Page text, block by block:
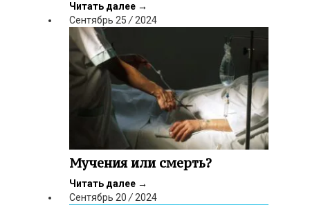
Читать далее →
Сентябрь 25 / 2024
Мучения или смерть?
Читать далее →
Сентябрь 20 / 2024